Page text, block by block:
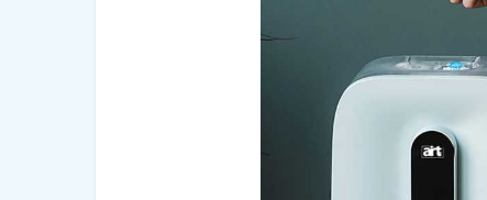
21 Декабря 2017
Информация о возврате и
обмене товара